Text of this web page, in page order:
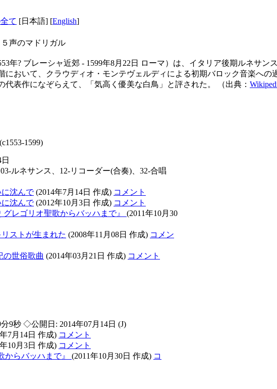
て [日本語] [English]
５声のマドリガル
年? ブレーシャ近郊 - 1599年8月22日 ローマ）は、イタリア後期ルネサ
において、クラウディオ・モンテヴェルディによる初期バロック音楽へ
表作になぞらえて、「気高く優美な白鳥」と評された。 （出典：
1599)
ルネサンス、12-リコーダー(合奏)、32-合唱
沈んで(2014年7月14日 作成) コメント
沈んで(2012年10月3日 作成) コメント
グレゴリオ聖歌からバッハまで』 (2011年10月30
ストが生まれた (2008年11月08日 作成) コメン
の世俗歌曲 (2014年03月21日 作成) コメント
9秒 ◇公開日: 2014年07月14日 (J)
7月14日 作成) コメント
10月3日 作成) コメント
からバッハまで』 (2011年10月30日 作成) コ